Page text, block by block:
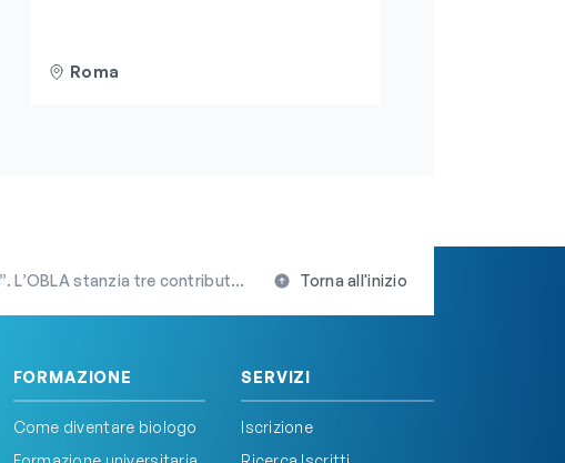
Roma
tre contributi per l’iscrizione Torna all'inizio
FORMAZIONE
Come diventare biologo
SERVIZI
Iscrizione